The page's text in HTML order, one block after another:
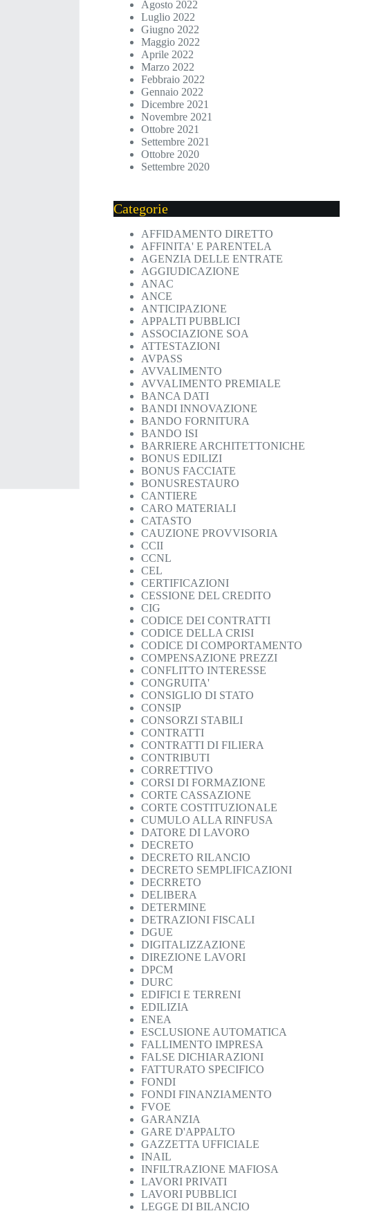
Agosto 2022
Luglio 2022
Giugno 2022
Maggio 2022
Aprile 2022
Marzo 2022
Febbraio 2022
Gennaio 2022
Dicembre 2021
Novembre 2021
Ottobre 2021
Settembre 2021
Ottobre 2020
Settembre 2020
Categorie
AFFIDAMENTO DIRETTO
AFFINITA' E PARENTELA
AGENZIA DELLE ENTRATE
AGGIUDICAZIONE
ANAC
ANCE
ANTICIPAZIONE
APPALTI PUBBLICI
ASSOCIAZIONE SOA
ATTESTAZIONI
AVPASS
AVVALIMENTO
AVVALIMENTO PREMIALE
BANCA DATI
BANDI INNOVAZIONE
BANDO FORNITURA
BANDO ISI
BARRIERE ARCHITETTONICHE
BONUS EDILIZI
BONUS FACCIATE
BONUSRESTAURO
CANTIERE
CARO MATERIALI
CATASTO
CAUZIONE PROVVISORIA
CCII
CCNL
CEL
CERTIFICAZIONI
CESSIONE DEL CREDITO
CIG
CODICE DEI CONTRATTI
CODICE DELLA CRISI
CODICE DI COMPORTAMENTO
COMPENSAZIONE PREZZI
CONFLITTO INTERESSE
CONGRUITA'
CONSIGLIO DI STATO
CONSIP
CONSORZI STABILI
CONTRATTI
CONTRATTI DI FILIERA
CONTRIBUTI
CORRETTIVO
CORSI DI FORMAZIONE
CORTE CASSAZIONE
CORTE COSTITUZIONALE
CUMULO ALLA RINFUSA
DATORE DI LAVORO
DECRETO
DECRETO RILANCIO
DECRETO SEMPLIFICAZIONI
DECRRETO
DELIBERA
DETERMINE
DETRAZIONI FISCALI
DGUE
DIGITALIZZAZIONE
DIREZIONE LAVORI
DPCM
DURC
EDIFICI E TERRENI
EDILIZIA
ENEA
ESCLUSIONE AUTOMATICA
FALLIMENTO IMPRESA
FALSE DICHIARAZIONI
FATTURATO SPECIFICO
FONDI
FONDI FINANZIAMENTO
FVOE
GARANZIA
GARE D'APPALTO
GAZZETTA UFFICIALE
INAIL
INFILTRAZIONE MAFIOSA
LAVORI PRIVATI
LAVORI PUBBLICI
LEGGE DI BILANCIO